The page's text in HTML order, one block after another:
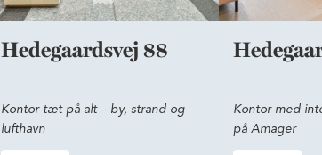
Hedegaardsvej 88
Kontor tæt på alt – by, strand og
lufthavn
Kontor med
på Amager